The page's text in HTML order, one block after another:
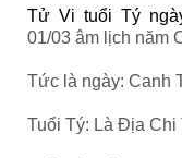
Tử Vi tuổi Tý
01/03 âm lịch năm
Tức là ngày: Canh
Tuổi Tý: Là Địa Chi